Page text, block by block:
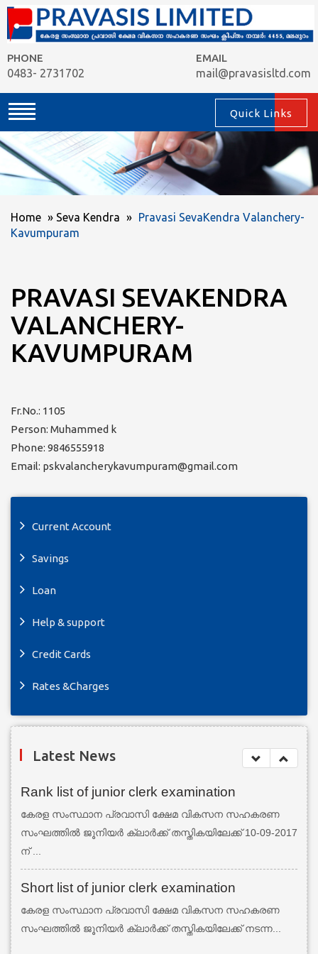
PHONE
0483- 2731702
EMAIL
mail@pravasisltd.com
Quick Links
Home » Seva Kendra » Pravasi SevaKendra Valanchery-
Kavumpuram
PRAVASI SEVAKENDRA
VALANCHERY-
KAVUMPURAM
Fr.No.: 1105
Person: Muhammed k
Phone: 9846555918
Email: pskvalancherykavumpuram@gmail.com
Current Account
Savings
Loan
Help & support
Credit Cards
Rates &Charges
Latest News
Rank list of junior clerk examination
കേരള സംസ്ഥാന പ്രവാസി ക്ഷേമ വികസന സഹകരണ
സംഘത്തില്‍ ജൂനിയര്‍ ക്ലാര്‍ക്ക് തസ്തികയിലേക്ക് 10-09-2017
ന് ...
Short list of junior clerk examination
കേരള സംസ്ഥാന പ്രവാസി ക്ഷേമ വികസന സഹകരണ
സംഘത്തില്‍ ജൂനിയര്‍ ക്ലാര്‍ക്ക് തസ്തികയിലേക്ക് നടന്ന...